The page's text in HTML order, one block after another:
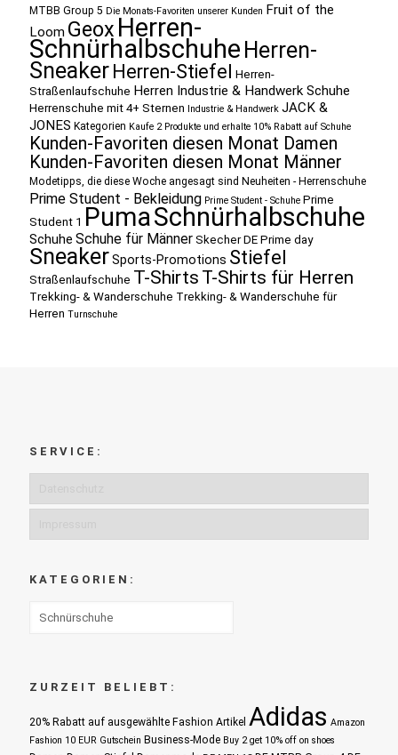
MTBB Group 5 Die Monats-Favoriten unserer Kunden Fruit of the
Loom Geox Herren-
Schnürhalbschuhe Herren-
Sneaker Herren-Stiefel Herren-
Straßenlaufschuhe Herren Industrie & Handwerk Schuhe
Herrenschuhe mit 4+ Sternen Industrie & Handwerk JACK &
JONES Kategorien Kaufe 2 Produkte und erhalte 10% Rabatt auf Schuhe
Kunden-Favoriten diesen Monat Damen
Kunden-Favoriten diesen Monat Männer
Modetipps, die diese Woche angesagt sind Neuheiten - Herrenschuhe
Prime Student - Bekleidung Prime Student - Schuhe Prime
Student 1 PumaSchnürhalbschuhe
Schuhe Schuhe für Männer Skecher DE Prime day
SneakerSports-Promotions Stiefel
Straßenlaufschuhe T-Shirts T-Shirts für Herren
Trekking- & Wanderschuhe Trekking- & Wanderschuhe für
Herren Turnschuhe
SERVICE:
KATEGORIEN:
ZURZEIT BELIEBT:
20% Rabatt auf ausgewählte Fashion Artikel Adidas Amazon
Fashion 10 EUR Gutschein Business-Mode Buy 2 get 10% off on shoes